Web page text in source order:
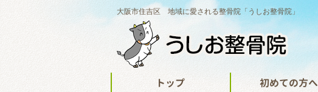
大阪市住吉区 地域に愛される整骨院「うしお整骨院」
トップ 初めての方へ